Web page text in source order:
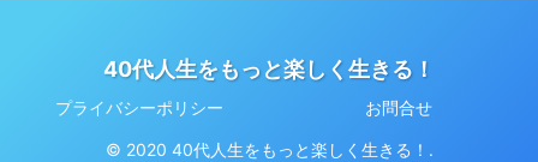
40代人生をもっと楽しく生きる！
プライバシーポリシー お問合せ
© 2020 40代人生をもっと楽しく生きる！.